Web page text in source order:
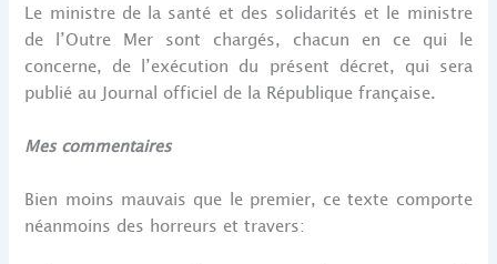
Le ministre de la santé et des solidarités et le ministre
de l’Outre Mer sont chargés, chacun en ce qui le
concerne, de l’exécution du présent décret, qui sera
publié au Journal officiel de la République française.
Mes commentaires
Bien moins mauvais que le premier, ce texte comporte
néanmoins des horreurs et travers: